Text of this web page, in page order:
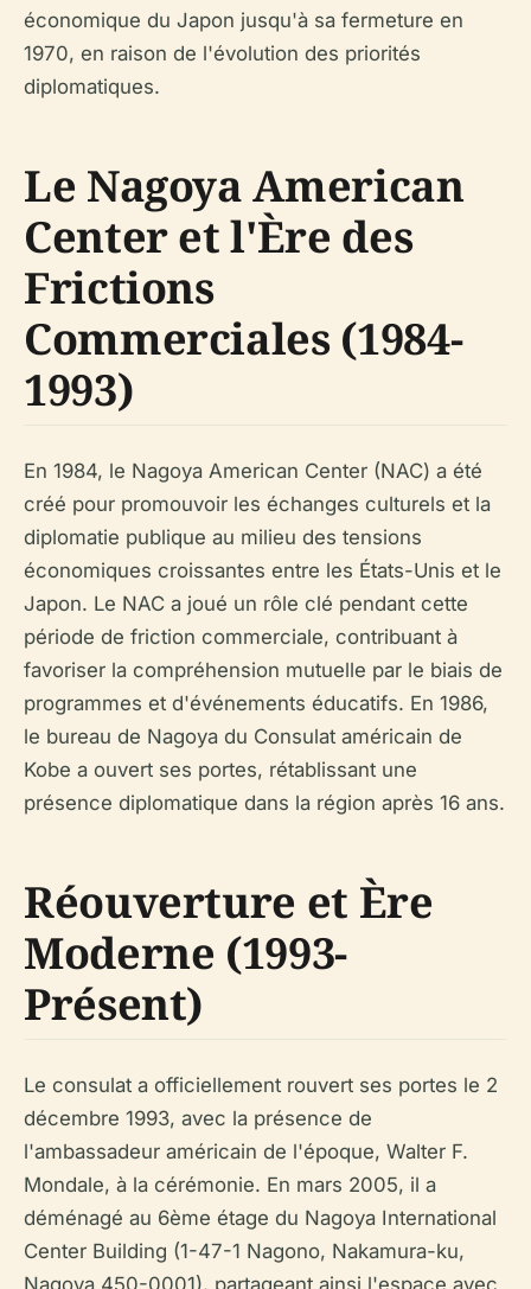
économique du Japon jusqu'à sa fermeture en
1970, en raison de l'évolution des priorités
diplomatiques.
Le Nagoya American
Center et l'Ère des
Frictions
Commerciales (1984-
1993)
En 1984, le Nagoya American Center (NAC) a été
créé pour promouvoir les échanges culturels et la
diplomatie publique au milieu des tensions
économiques croissantes entre les États-Unis et le
Japon. Le NAC a joué un rôle clé pendant cette
période de friction commerciale, contribuant à
favoriser la compréhension mutuelle par le biais de
programmes et d'événements éducatifs. En 1986,
le bureau de Nagoya du Consulat américain de
Kobe a ouvert ses portes, rétablissant une
présence diplomatique dans la région après 16 ans.
Réouverture et Ère
Moderne (1993-
Présent)
Le consulat a officiellement rouvert ses portes le 2
décembre 1993, avec la présence de
l'ambassadeur américain de l'époque, Walter F.
Mondale, à la cérémonie. En mars 2005, il a
déménagé au 6ème étage du Nagoya International
Center Building (1-47-1 Nagono, Nakamura-ku,
Nagoya 450-0001), partageant ainsi l'espace avec